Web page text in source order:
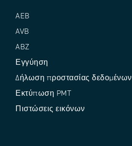
AEB
AVB
ABZ
Εγγύηση
Δήλωση προστασίας δεδομένων
Εκτύπωση PMT
Πιστώσεις εικόνων